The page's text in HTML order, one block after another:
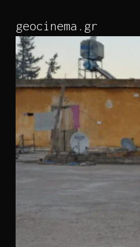
Contentgeocinema.gr